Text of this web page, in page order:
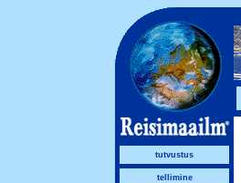
tutvustus
tellimine